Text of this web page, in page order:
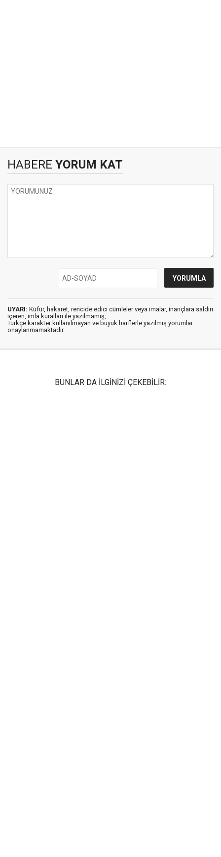
HABERE YORUM KAT
UYARI: Küfür, hakaret, rencide edici cümleler veya imalar, inançlara saldırı
içeren, imla kuralları ile yazılmamış,
Türkçe karakter kullanılmayan ve büyük harflerle yazılmış yorumlar
onaylanmamaktadır.
BUNLAR DA İLGİNİZİ ÇEKEBİLİR: